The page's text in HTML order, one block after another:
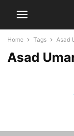
Home Tags Asad
Asad